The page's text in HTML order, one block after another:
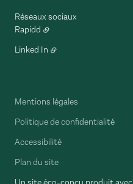
Réseaux sociaux
Rapidd
Linked In
Mentions légales
Politique de confidentialité
Accessibilité
Plan du site